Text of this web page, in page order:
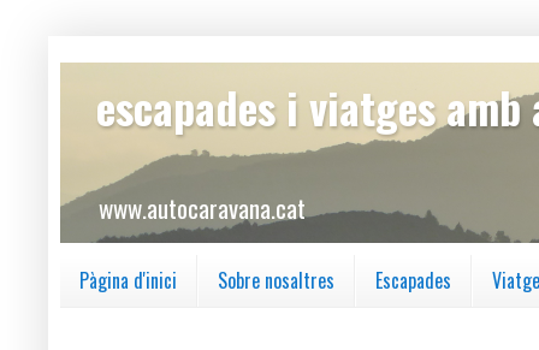
escapades i viatges
www.autocaravana.cat
Pàgina d'inici Sobre nosaltres Escapades